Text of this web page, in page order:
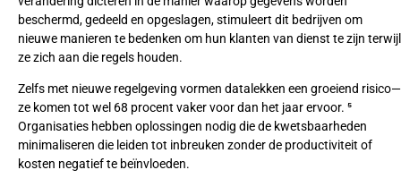
beschermd, gedeeld en opgeslagen, stimuleert dit bedrijven om
nieuwe manieren te bedenken om hun klanten van dienst te zijn terwijl
ze zich aan die regels houden.
Zelfs met nieuwe regelgeving vormen datalekken een groeiend risico—
ze komen tot wel 68 procent vaker voor dan het jaar ervoor. ⁵
Organisaties hebben oplossingen nodig die de kwetsbaarheden
minimaliseren die leiden tot inbreuken zonder de productiviteit of
kosten negatief te beïnvloeden.